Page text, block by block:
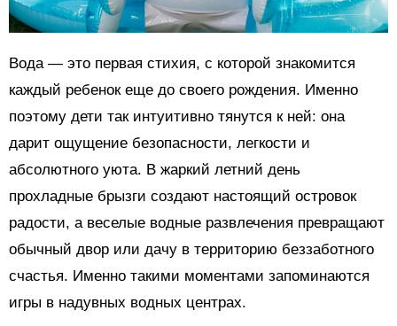
Вода — это первая стихия, с которой знакомится
каждый ребенок еще до своего рождения. Именно
поэтому дети так интуитивно тянутся к ней: она
дарит ощущение безопасности, легкости и
абсолютного уюта. В жаркий летний день
прохладные брызги создают настоящий островок
радости, а веселые водные развлечения превращают
обычный двор или дачу в территорию беззаботного
счастья. Именно такими моментами запоминаются
игры в надувных водных центрах.